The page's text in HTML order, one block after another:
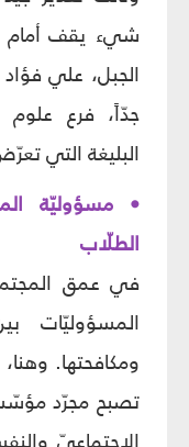
شيء يقف أمام
جدّاً، فرع علوم
البليغة التي
• مسؤوليّة
الطلّاب
في عمق
المسؤوليّات
ومكافحتها.
تصبح مجرّد